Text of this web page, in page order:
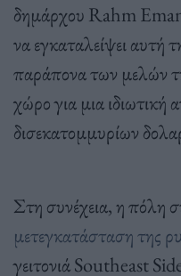
δημάρχου Rahm
να εγκαταλείψει αυτή
παράπονα των μελών
χώρο για μια
δισεκατομμυρίων
Στη συνέχεια, η πόλη
μετεγκατάσταση της
γειτονιά Southeast